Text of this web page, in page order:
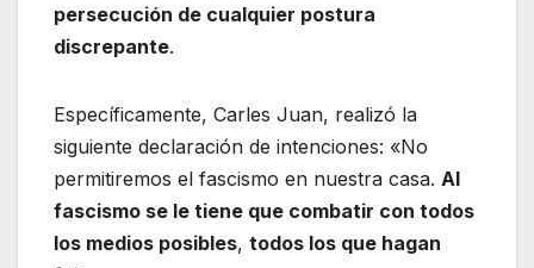
persecución de cualquier postura
discrepante.
Específicamente, Carles Juan, realizó la
siguiente declaración de intenciones: «No
permitiremos el fascismo en nuestra casa. Al
fascismo se le tiene que combatir con todos
los medios posibles, todos los que hagan